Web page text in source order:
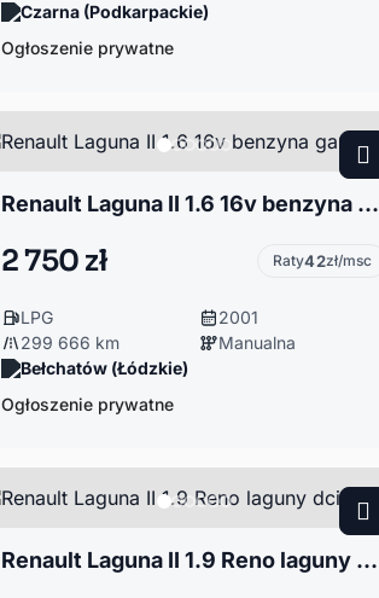
Czarna (Podkarpackie)
Ogłoszenie prywatne
Renault Laguna II 1.6 16v benzyna gaz
2 750 zł Raty42zł/msc
LPG
2001
299 666 km
Manualna
Bełchatów (Łódzkie)
Ogłoszenie prywatne
Renault Laguna II 1.9 Reno laguny dci